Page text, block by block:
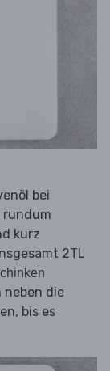
bei
rundum
kurz
2TL
neben die
bis es